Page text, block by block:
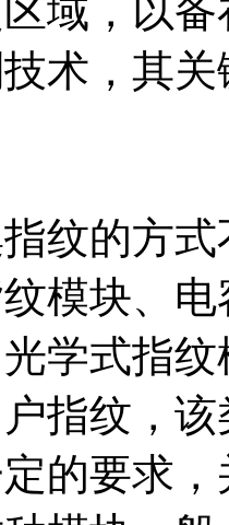
域，以
术，其
的方式
模块、
学式指
指纹，
的要求